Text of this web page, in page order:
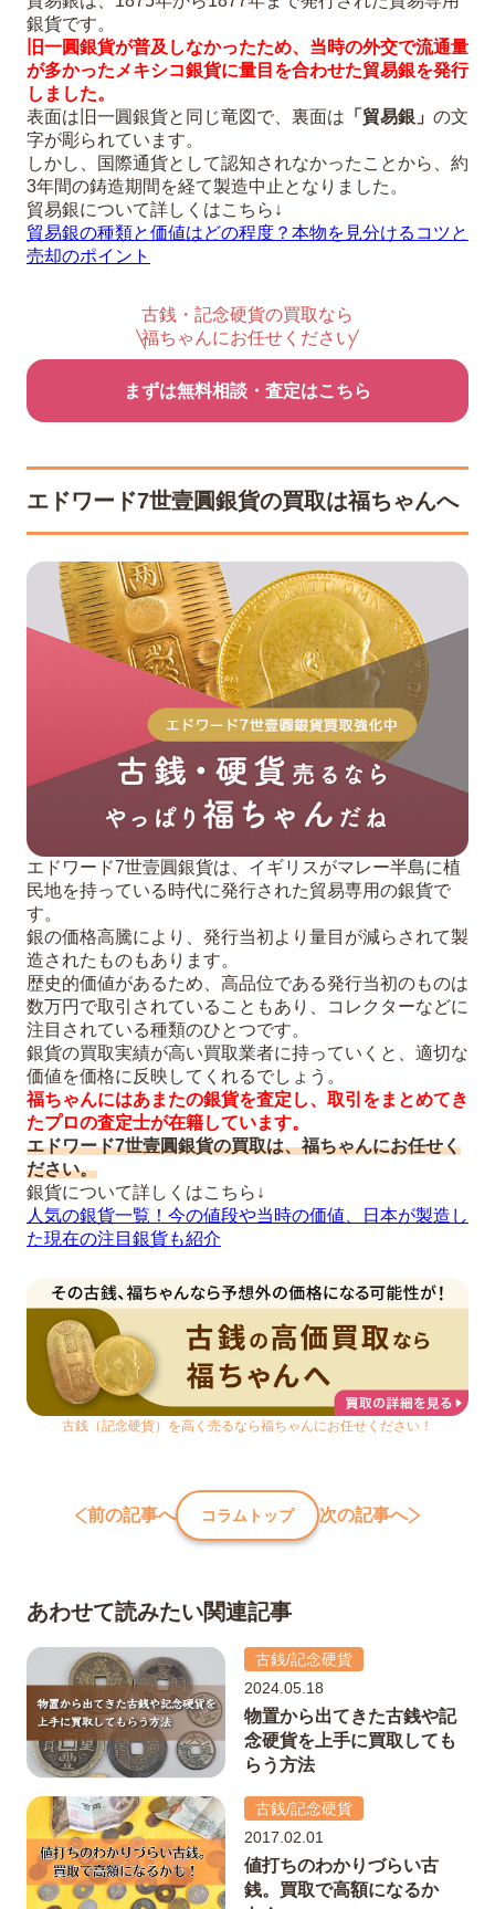
銀貨です。
旧一圓銀貨が普及しなかったため、当時の外交で流通量
が多かったメキシコ銀貨に量目を合わせた貿易銀を発行
しました。
表面は旧一圓銀貨と同じ竜図で、裏面は 「貿易銀」 の文
字が彫られています。
しかし、国際通貨として認知されなかったことから、約
3年間の鋳造期間を経て製造中止となりました。
貿易銀について詳しくはこちら↓
貿易銀の種類と価値はどの程度？本物を見分けるコツと
売却のポイント
古銭・記念硬貨の買取なら
福ちゃんにお任せください
まずは無料相談・査定はこちら
エドワード7世壹圓銀貨の買取は福ちゃんへ
エドワード7世壹圓銀貨は、イギリスがマレー半島に植
民地を持っている時代に発行された貿易専用の銀貨で
す。
銀の価格高騰により、発行当初より量目が減らされて製
造されたものもあります。
歴史的価値があるため、高品位である発行当初のものは
数万円で取引されていることもあり、コレクターなどに
注目されている種類のひとつです。
銀貨の買取実績が高い買取業者に持っていくと、適切な
価値を価格に反映してくれるでしょう。
福ちゃんにはあまたの銀貨を査定し、取引をまとめてき
たプロの査定士が在籍しています。
エドワード7世壹圓銀貨の買取は、福ちゃんにお任せく
ださい。
銀貨について詳しくはこちら↓
人気の銀貨一覧！今の値段や当時の価値、日本が製造し
た現在の注目銀貨も紹介
古銭（記念硬貨）を高く売るなら福ちゃんにお任せください！
前の記事へ コラムトップ 次の記事へ
あわせて読みたい関連記事
古銭/記念硬貨
2024.05.18
物置から出てきた古銭や記
念硬貨を上手に買取しても
らう方法
古銭/記念硬貨
2017.02.01
値打ちのわかりづらい古
銭。買取で高額になるか